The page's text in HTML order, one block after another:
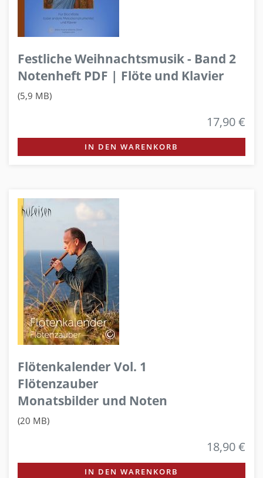
Festliche Weihnachtsmusik - Band 2
Notenheft PDF | Flöte und Klavier
(5,9 MB)
17,90 €
IN DEN WARENKORB
Flötenkalender Vol. 1
Flötenzauber
Monatsbilder und Noten
(20 MB)
18,90 €
IN DEN WARENKORB